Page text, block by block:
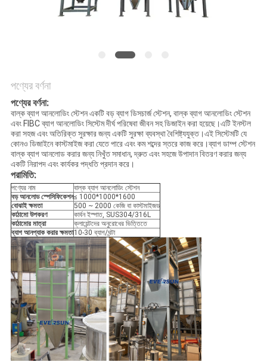
পণ্যের বর্ণনা
পণ্যের বর্ণনা:
বাল্ক ব্যাগ আনলোডিং স্টেশন একটি বড় ব্যাগ ডিসচার্জ স্টেশন, বাল্ক ব্যাগ আনলোডিং স্টেশন
এবং FIBC ব্যাগ আনলোডিং সিস্টেম দীর্ঘ পরিষেবা জীবন সহ ডিজাইন করা হয়েছে।এটি ইনস্টল
করা সহজ এবং অতিরিক্ত সুরক্ষার জন্য একটি সুরক্ষা ব্যবস্থা বৈশিষ্ট্যযুক্ত।এই সিস্টেমটি যে
কোনও ডিজাইনে কাস্টমাইজ করা যেতে পারে এবং কম শব্দের স্তরে কাজ করে।ব্যাগ ডাম্প স্টেশন
বাল্ক ব্যাগ আনলোড করার জন্য নিখুঁত সমাধান, দ্রুত এবং সহজে উপাদান বিতরণ করার জন্য
একটি নিরাপদ এবং কার্যকর পদ্ধতি প্রদান করে।
পরামিতি:
পণ্যের নাম
বাল্ক ব্যাগ আনলোডিং স্টেশন
বড় আনলোড স্পেসিফিকেশন≤ 1000*1000*1600
বোঝাই ক্ষমতা
500 ~ 2000 কেজি বা কাস্টমাইজড
কাঠামো উপকরণ
কার্বন ইস্পাত, SUS304/316L
কাঠামোর মাত্রা
ক্লায়েন্টদের অনুরোধের ভিত্তিতে
ব্যাগ আনপ্যাক করার ক্ষমতা10-30 ব্যাগ/ঘন্টা